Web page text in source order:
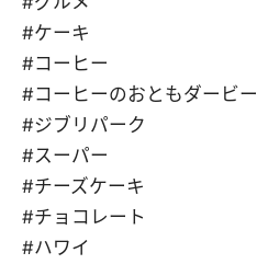
#ケーキ
#コーヒー
#コーヒーのおともダービー
#ジブリパーク
#スーパー
#チーズケーキ
#チョコレート
#ハワイ